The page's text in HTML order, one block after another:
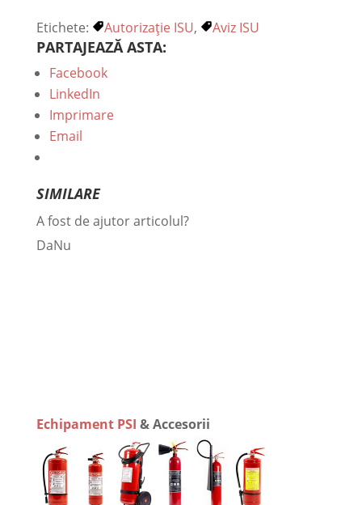
Etichete: Autorizație ISU, Aviz ISU
PARTAJEAZĂ ASTA:
Facebook
LinkedIn
Imprimare
Email
SIMILARE
A fost de ajutor articolul?
DaNu
Echipament PSI & Accesorii